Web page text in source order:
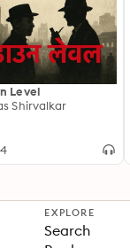
Level
Shirvalkar
EXPLORE
Search